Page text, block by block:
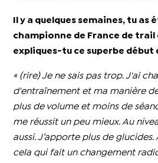
Il y a quelques semaines, tu as
championne de France de
expliques-tu ce superbe début
« (rire) Je ne sais pas trop. J'ai
d'entraînement et ma manière
plus de volume et moins de
me réussit un peu mieux. Au
aussi. J’apporte plus de
cela qui fait un changement